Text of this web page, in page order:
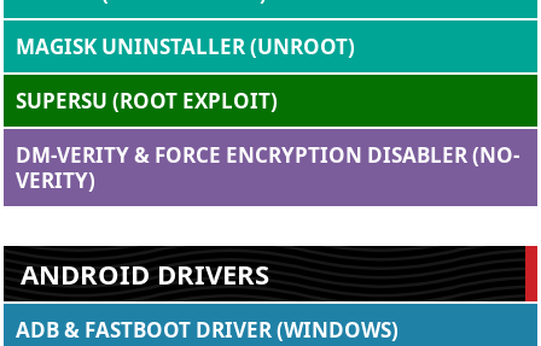
MAGISK UNINSTALLER (UNROOT)
SUPERSU (ROOT EXPLOIT)
DM-VERITY & FORCE ENCRYPTION DISABLER (NO-
VERITY)
ANDROID DRIVERS
ADB & FASTBOOT DRIVER (WINDOWS)